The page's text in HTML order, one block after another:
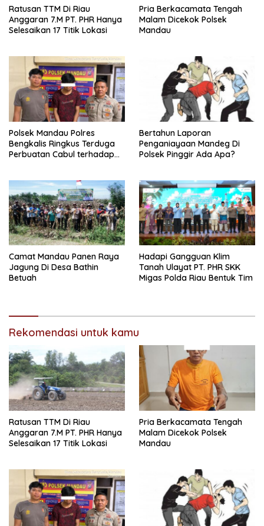
Ratusan TTM Di Riau
Anggaran 7.M PT. PHR Hanya
Selesaikan 17 Titik Lokasi
Pria Berkacamata Tengah
Malam Dicekok Polsek
Mandau
Polsek Mandau Polres
Bengkalis Ringkus Terduga
Perbuatan Cabul terhadap
Bertahun Laporan
Penganiayaan Mandeg Di
Polsek Pinggir Ada Apa?
Camat Mandau Panen Raya
Jagung Di Desa Bathin
Betuah
Hadapi Gangguan Klim
Tanah Ulayat PT. PHR SKK
Migas Polda Riau Bentuk Tim
Rekomendasi untuk kamu
Ratusan TTM Di Riau
Anggaran 7.M PT. PHR Hanya
Selesaikan 17 Titik Lokasi
Pria Berkacamata Tengah
Malam Dicekok Polsek
Mandau